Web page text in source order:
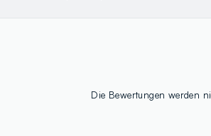
Die Bewertungen werden